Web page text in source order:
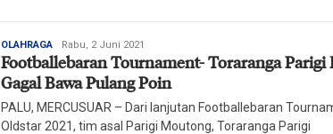
OLAHRAGARedaksi
Harian
Mercusuar
Rabu, 2 Juni 2021
Footballebaran Tournament- Toraranga Parigi
Gagal Bawa Pulang Poin
PALU, MERCUSUAR – Dari lanjutan Footballebaran
Oldstar 2021, tim asal Parigi Moutong, Toraranga Parigi